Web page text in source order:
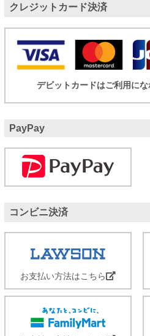
クレジットカード決済
デビットカードはご利用にな
PayPay
コンビニ決済
お支払い方法はこちら